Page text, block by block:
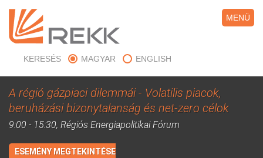
KERESÉS MAGYAR ENGLISH
MENÜ
A régió gázpiaci dilemmái - Volatilis piacok,
beruházási bizonytalanság és net-zero célok
9:00 - 15:30, Régiós Energiapolitikai Fórum
ESEMÉNY MEGTEKINTÉSE